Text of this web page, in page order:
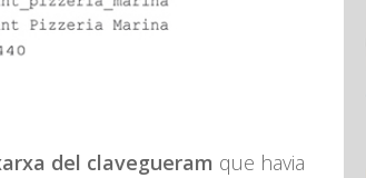
del clavegueram que havia